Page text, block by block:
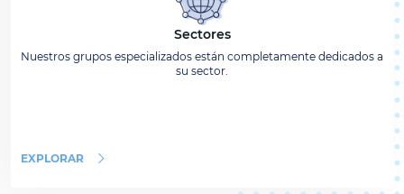
Sectores
Nuestros grupos especializados están completamente dedicados a
su sector.
EXPLORAR